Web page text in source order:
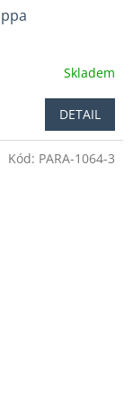
Skladem
DETAIL
Kód: PARA-1064-3